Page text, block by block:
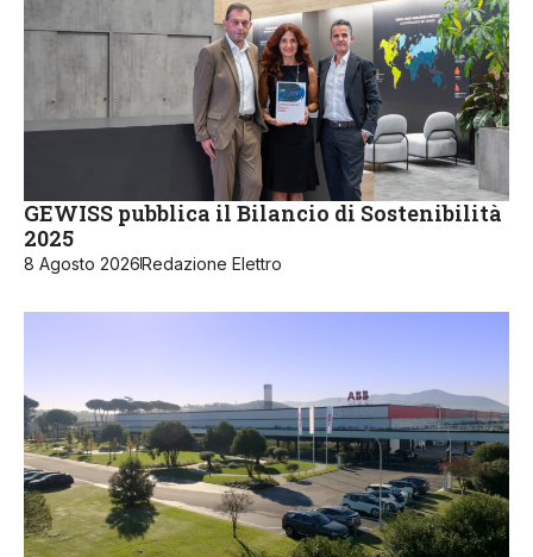
GEWISS pubblica il Bilancio di Sostenibilità
2025
8 Agosto 2026Redazione Elettro